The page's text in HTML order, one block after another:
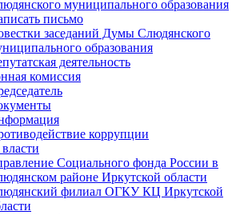
муниципального образования
письмо
заседаний Думы Слюдянского
образования
деятельность
комиссия
коррупции
Социального фонда России в
районе Иркутской области
филиал ОГКУ КЦ Иркутской